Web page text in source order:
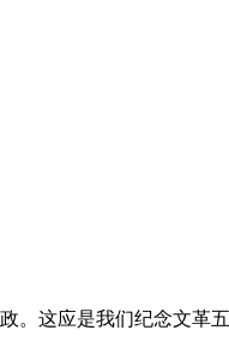
这应是我们纪念文革五